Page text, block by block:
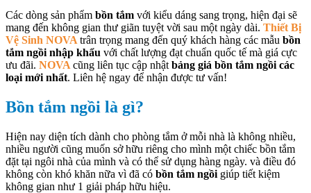
Các dòng sản phẩm bồn tắm với kiểu dáng sang trọng, hiện đại sẽ
mang đến không gian thư giãn tuyệt vời sau một ngày dài. Thiết Bị
Vệ Sinh NOVA trân trọng mang đến quý khách hàng các mẫu bồn
tắm ngồi nhập khẩu với chất lượng đạt chuẩn quốc tế mà giá cực
ưu đãi. NOVA cũng liên tục cập nhật bảng giá bồn tắm ngồi các
loại mới nhất. Liên hệ ngay để nhận được tư vấn!
Bồn tắm ngồi là gì?
Hiện nay diện tích dành cho phòng tắm ở mỗi nhà là không nhiều,
nhiều người cũng muốn sở hữu riêng cho mình một chiếc bồn tắm
đặt tại ngôi nhà của mình và có thể sử dụng hàng ngày. và điều đó
không còn khó khăn nữa vì đã có bồn tắm ngồi giúp tiết kiệm
không gian như 1 giải pháp hữu hiệu.